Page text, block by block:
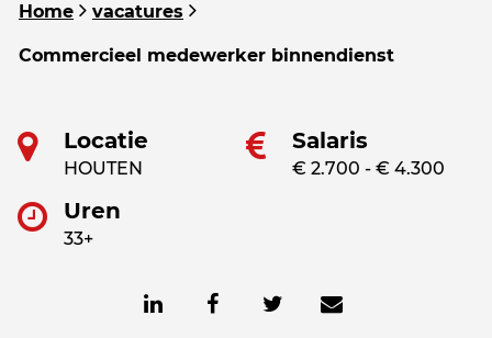
Home vacatures
Commercieel medewerker binnendienst
Locatie
HOUTEN
Salaris
€ 2.700 - € 4.300
Uren
33+